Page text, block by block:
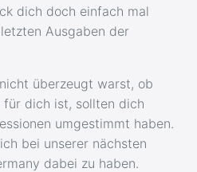
dich doch einfach mal
Ausgaben der
überzeugt warst, ob
dich ist, sollten dich
umgestimmt haben.
bei unserer nächsten
dabei zu haben.